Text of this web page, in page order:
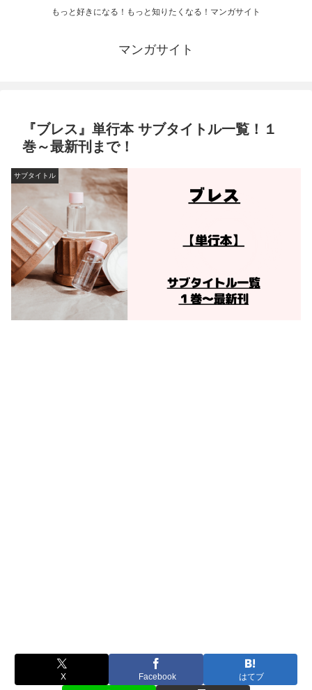
もっと好きになる！もっと知りたくなる！マンガサイト
マンガサイト
『ブレス』単行本 サブタイトル一覧！１
巻～最新刊まで！
サブタイトル
X Facebook はてブ